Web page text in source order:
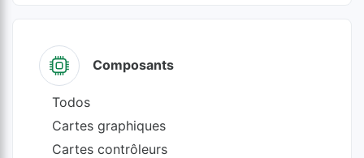
Composants
Todos
Cartes graphiques
Cartes contrôleurs